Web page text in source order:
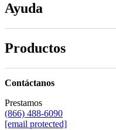
Ayuda
Productos
Contáctanos
Prestamos
(866) 488-6090
[email protected]